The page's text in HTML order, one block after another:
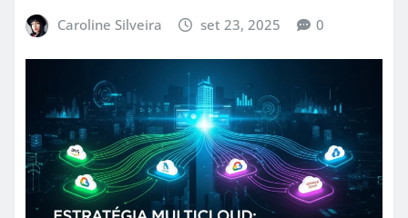
Caroline Silveira set 23, 2025 0